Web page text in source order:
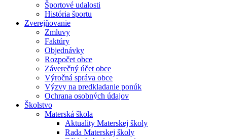
Športové udalosti
História športu
Zverejňovanie
Zmluvy
Faktúry
Objednávky
Rozpočet obce
Záverečný účet obce
Výročná správa obce
Výzvy na predkladanie ponúk
Ochrana osobných údajov
Školstvo
Materská škola
Aktuality Materskej školy
Rada Materskej školy